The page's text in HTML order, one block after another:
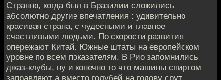
Странно, когда был в Бразилии сложились
абсолютно другие впечатления : удивительно
красивая страна, с чудесными и главное
счастливыми людьми. По скорости развития
опережают Китай. Южные штаты на европейском
уровне по всем показателям. В Рио запомнились
джаз-клубы, ну и конечно то что машины спиртом
заправляют а вместо голубей на голову срут